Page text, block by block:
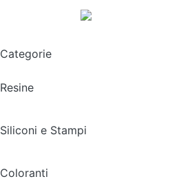
Categorie
Resine
Siliconi e Stampi
Coloranti